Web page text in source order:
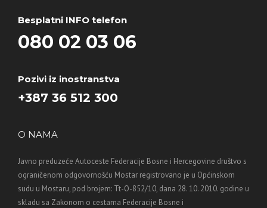
Besplatni INFO telefon
080 02 03 06
Pozivi iz inostranstva
+387 36 512 300
O NAMA
Javno preduzeće Autoceste Federacije Bosne i Hercegovine društvo s
ograničenom odgovornošću Mostar registrovano je u Općinskom
sudu u Mostaru, pod brojem: Tt-O-852/10, dana 28. 10. 2010. godine u
skladu sa Zakonom o cestama Federacije Bosne i